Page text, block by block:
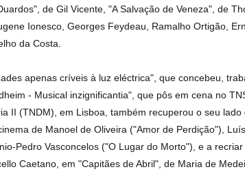
de Gil Vicente, "A Salvação de Veneza", de
Ionesco, Georges Feydeau, Ramalho Ortigão,
da Costa.
apenas críveis à luz eléctrica", que concebeu,
- Musical inzignificantia", que pôs em cena no
II (TNDM), em Lisboa, também recuperou o seu
de Manoel de Oliveira ("Amor de Perdição"),
Pedro Vasconcelos ("O Lugar do Morto"), e a
Caetano, em "Capitães de Abril", de Maria de